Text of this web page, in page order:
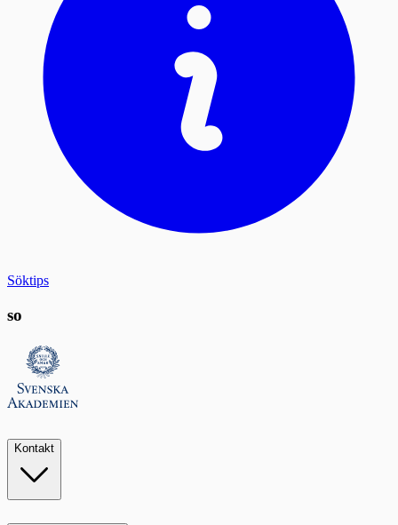
Söktips
so
Kontakt